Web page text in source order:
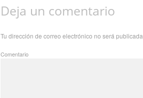
Deja un comentario
Tu dirección de correo electrónico no será publicada.
Comentario